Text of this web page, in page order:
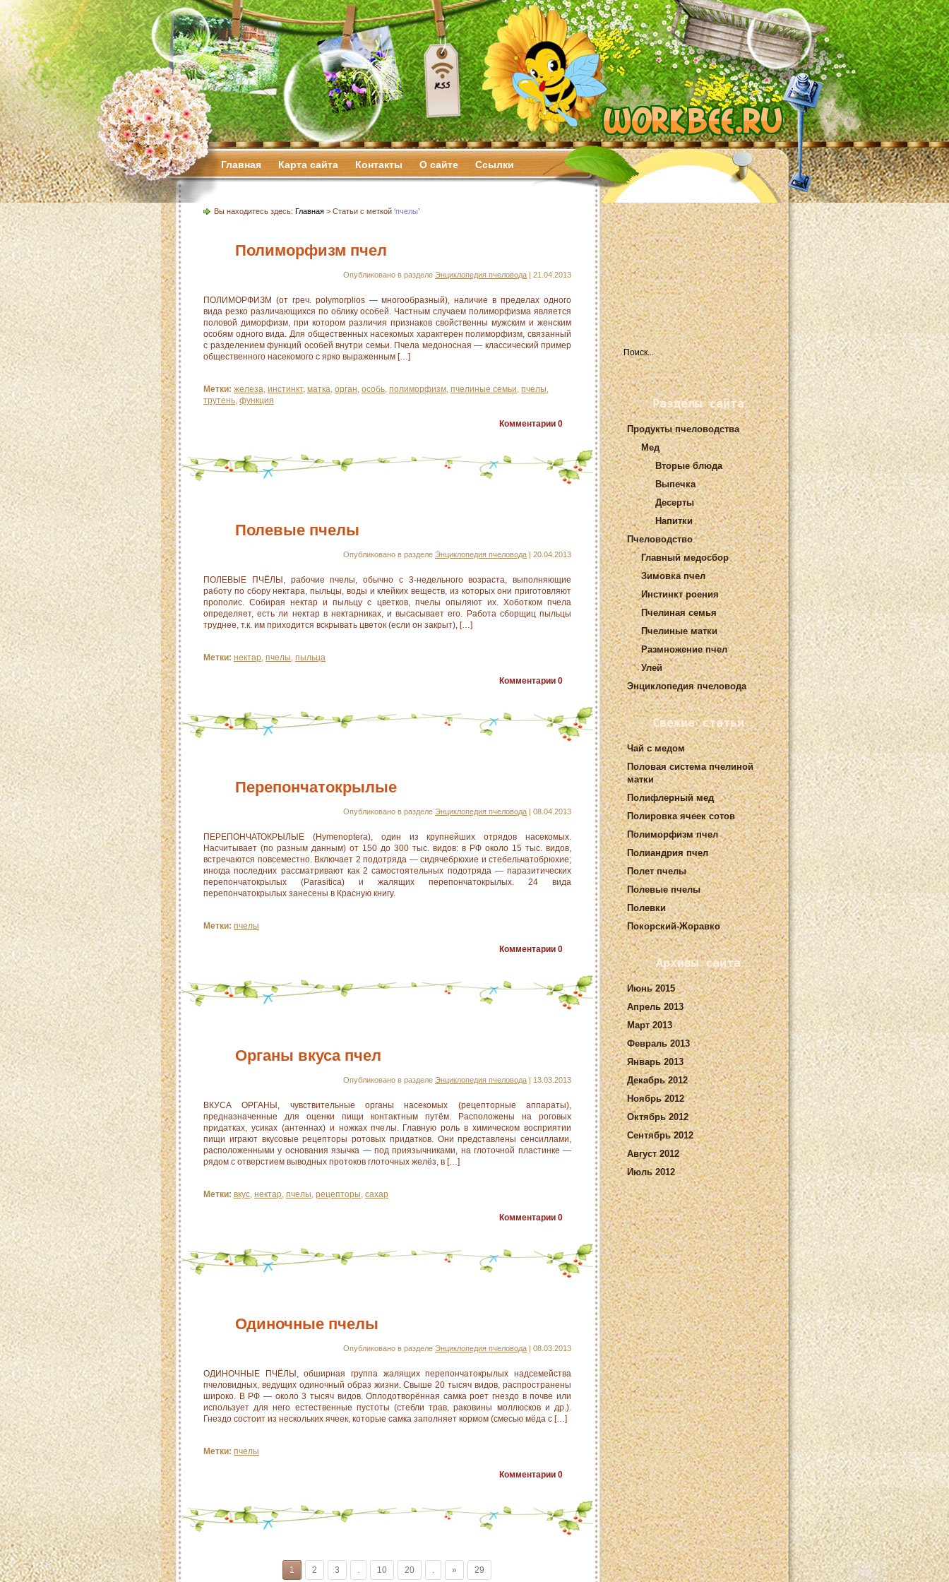
Главная Карта сайта Контакты О сайте Ссылки
Разделы сайта
Продукты пчеловодства
Мед
Вторые блюда
Выпечка
Десерты
Напитки
Пчеловодство
Главный медосбор
Зимовка пчел
Инстинкт роения
Пчелиная семья
Пчелиные матки
Размножение пчел
Улей
Энциклопедия пчеловода
Свежие статьи
Чай с медом
Половая система пчелиной
матки
Полифлерный мед
Полировка ячеек сотов
Полиморфизм пчел
Полиандрия пчел
Полет пчелы
Полевые пчелы
Полевки
Покорский-Жоравко
Архивы сайта
Июнь 2015
Апрель 2013
Март 2013
Февраль 2013
Январь 2013
Декабрь 2012
Ноябрь 2012
Октябрь 2012
Сентябрь 2012
Август 2012
Июль 2012
Вы находитесь здесь: Главная > Статьи с меткой ‘пчелы’
Полиморфизм пчел
Опубликовано в разделе Энциклопедия пчеловода | 21.04.2013
ПОЛИМОРФИЗМ (от греч. polymorplios — многообразный), наличие в пределах одного
вида резко различающихся по облику особей. Частным случаем полиморфизма является
половой диморфизм, при котором различия признаков свойственны мужским и женским
особям одного вида. Для общественных насекомых характерен полиморфизм, связанный
с разделением функций особей внутри семьи. Пчела медоносная — классический пример
общественного насекомого с ярко выраженным […]
Метки: железа, инстинкт, матка, орган, особь, полиморфизм, пчелиные семьи, пчелы,
трутень, функция
Комментарии 0
Полевые пчелы
Опубликовано в разделе Энциклопедия пчеловода | 20.04.2013
ПОЛЕВЫЕ ПЧЁЛЫ, рабочие пчелы, обычно с 3-недельного возраста, выполняющие
работу по сбору нектара, пыльцы, воды и клейких веществ, из которых они приготовляют
прополис. Собирая нектар и пыльцу с цветков, пчелы опыляют их. Хоботком пчела
определяет, есть ли нектар в нектарниках, и высасывает его. Работа сборщиц пыльцы
труднее, т.к. им приходится вскрывать цветок (если он закрыт), […]
Метки: нектар, пчелы, пыльца
Комментарии 0
Перепончатокрылые
Опубликовано в разделе Энциклопедия пчеловода | 08.04.2013
ПЕРЕПОНЧАТОКРЫЛЫЕ (Hymenoptera), один из крупнейших отрядов насекомых.
Насчитывает (по разным данным) от 150 до 300 тыс. видов: в РФ около 15 тыс. видов,
встречаются повсеместно. Включает 2 подотряда — сидячебрюхие и стебельчатобрюхие;
иногда последних рассматривают как 2 самостоятельных подотряда — паразитических
перепончатокрылых (Parasitica) и жалящих перепончатокрылых. 24 вида
перепончатокрылых занесены в Красную книгу.
Метки: пчелы
Комментарии 0
Органы вкуса пчел
Опубликовано в разделе Энциклопедия пчеловода | 13.03.2013
ВКУСА ОРГАНЫ, чувствительные органы насекомых (рецепторные аппараты),
предназначенные для оценки пищи контактным путём. Расположены на роговых
придатках, усиках (антеннах) и ножках пчелы. Главную роль в химическом восприятии
пищи играют вкусовые рецепторы ротовых придатков. Они представлены сенсиллами,
расположенными у основания язычка — под приязычниками, на глоточной пластинке —
рядом с отверстием выводных протоков глоточных желёз, в […]
Метки: вкус, нектар, пчелы, рецепторы, сахар
Комментарии 0
Одиночные пчелы
Опубликовано в разделе Энциклопедия пчеловода | 08.03.2013
ОДИНОЧНЫЕ ПЧЁЛЫ, обширная группа жалящих перепончатокрылых надсемейства
пчеловидных, ведущих одиночный образ жизни. Свыше 20 тысяч видов, распространены
широко. В РФ — около 3 тысяч видов. Оплодотворённая самка роет гнездо в почве или
использует для него естественные пустоты (стебли трав, раковины моллюсков и др.).
Гнездо состоит из нескольких ячеек, которые самка заполняет кормом (смесью мёда с […]
Метки: пчелы
Комментарии 0
1 2 3 . 10 20 . » 29